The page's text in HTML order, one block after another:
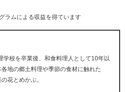
ラムによる収益を得ています
学校を卒業後、和食料理人として10年以
地の郷土料理や季節の食材に触れた
花とめかぶ。